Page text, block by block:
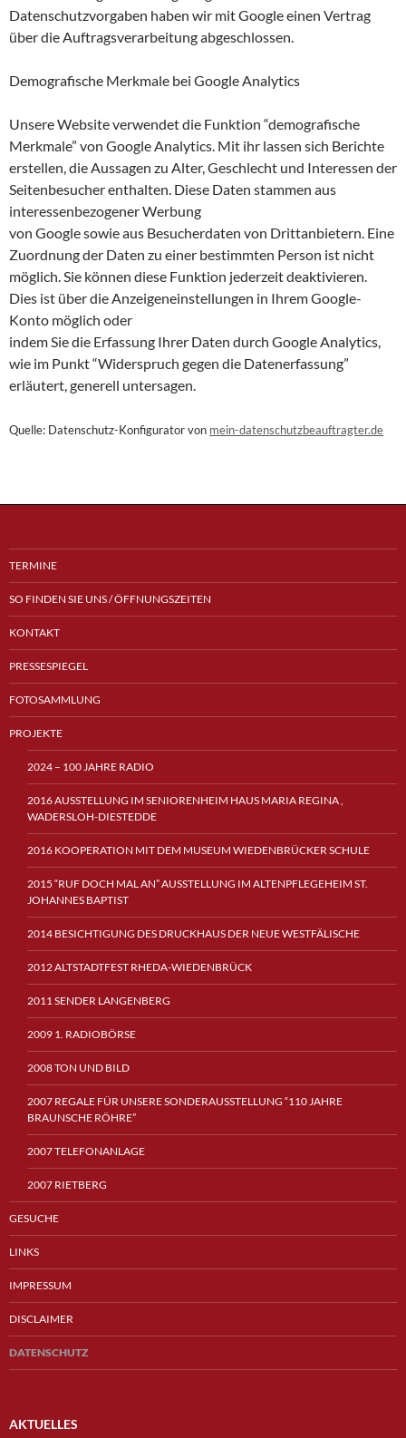
Datenschutzvorgaben haben wir mit Google einen Vertrag
über die Auftragsverarbeitung abgeschlossen.
Demografische Merkmale bei Google Analytics
Unsere Website verwendet die Funktion “demografische
Merkmale” von Google Analytics. Mit ihr lassen sich Berichte
erstellen, die Aussagen zu Alter, Geschlecht und Interessen der
Seitenbesucher enthalten. Diese Daten stammen aus
interessenbezogener Werbung
von Google sowie aus Besucherdaten von Drittanbietern. Eine
Zuordnung der Daten zu einer bestimmten Person ist nicht
möglich. Sie können diese Funktion jederzeit deaktivieren.
Dies ist über die Anzeigeneinstellungen in Ihrem Google-
Konto möglich oder
indem Sie die Erfassung Ihrer Daten durch Google Analytics,
wie im Punkt “Widerspruch gegen die Datenerfassung”
erläutert, generell untersagen.
Quelle: Datenschutz-Konfigurator von mein-datenschutzbeauftragter.de
TERMINE
SO FINDEN SIE UNS / ÖFFNUNGSZEITEN
KONTAKT
PRESSESPIEGEL
FOTOSAMMLUNG
PROJEKTE
2024 – 100 JAHRE RADIO
2016 AUSSTELLUNG IM SENIORENHEIM HAUS MARIA REGINA ,
WADERSLOH-DIESTEDDE
2016 KOOPERATION MIT DEM MUSEUM WIEDENBRÜCKER SCHULE
2015 “RUF DOCH MAL AN” AUSSTELLUNG IM ALTENPFLEGEHEIM ST.
JOHANNES BAPTIST
2014 BESICHTIGUNG DES DRUCKHAUS DER NEUE WESTFÄLISCHE
2012 ALTSTADTFEST RHEDA-WIEDENBRÜCK
2011 SENDER LANGENBERG
2009 1. RADIOBÖRSE
2008 TON UND BILD
2007 REGALE FÜR UNSERE SONDERAUSSTELLUNG “110 JAHRE
BRAUNSCHE RÖHRE”
2007 TELEFONANLAGE
2007 RIETBERG
GESUCHE
LINKS
IMPRESSUM
DISCLAIMER
DATENSCHUTZ
AKTUELLES